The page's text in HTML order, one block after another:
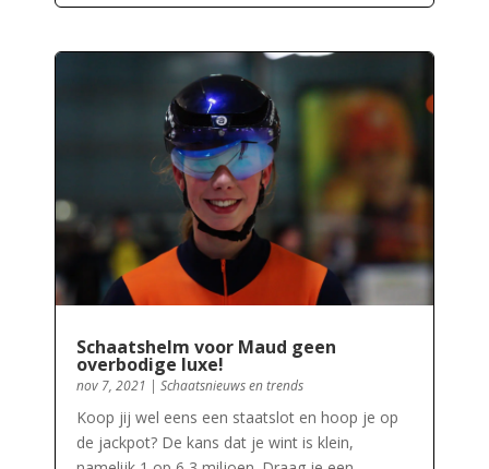
Schaatshelm voor Maud geen
overbodige luxe!
nov 7, 2021 | Schaatsnieuws en trends
Koop jij wel eens een staatslot en hoop je op
de jackpot? De kans dat je wint is klein,